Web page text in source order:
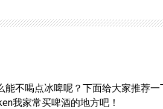
能不喝点冰啤呢？下面给大家推荐
我家常买啤酒的地方吧！